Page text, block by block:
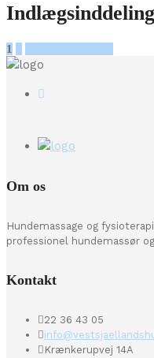
Indlægsinddeling
1
Om os
Hundemassage og
professionel hundemassør
Kontakt
22 36 43 05
Krænkerupvej 14A